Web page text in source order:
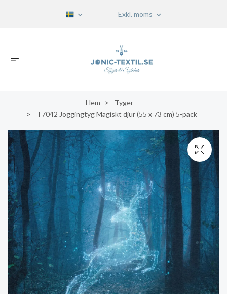
Exkl. moms
Hem
Tyger
T7042 Joggingtyg Magiskt djur (55 x 73 cm) 5-pack